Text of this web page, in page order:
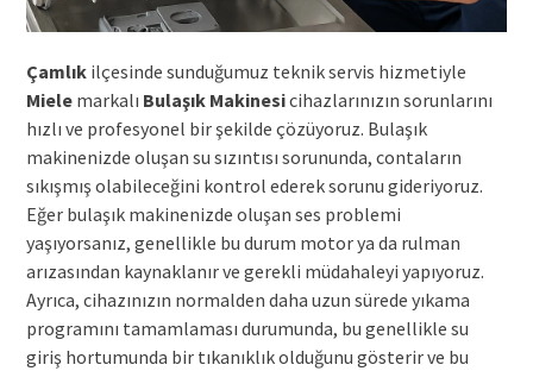
Çamlıkilçesinde sunduğumuz teknik servis hizmetiyle
Mielemarkalı Bulaşık Makinesicihazlarınızın sorunlarını
hızlı ve profesyonel bir şekilde çözüyoruz. Bulaşık
makinenizde oluşan su sızıntısı sorununda, contaların
sıkışmış olabileceğini kontrol ederek sorunu gideriyoruz.
Eğer bulaşık makinenizde oluşan ses problemi
yaşıyorsanız, genellikle bu durum motor ya da rulman
arızasından kaynaklanır ve gerekli müdahaleyi yapıyoruz.
Ayrıca, cihazınızın normalden daha uzun sürede yıkama
programını tamamlaması durumunda, bu genellikle su
giriş hortumunda bir tıkanıklık olduğunu gösterir ve bu